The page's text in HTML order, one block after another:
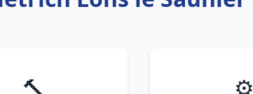
🔨 ⚙️